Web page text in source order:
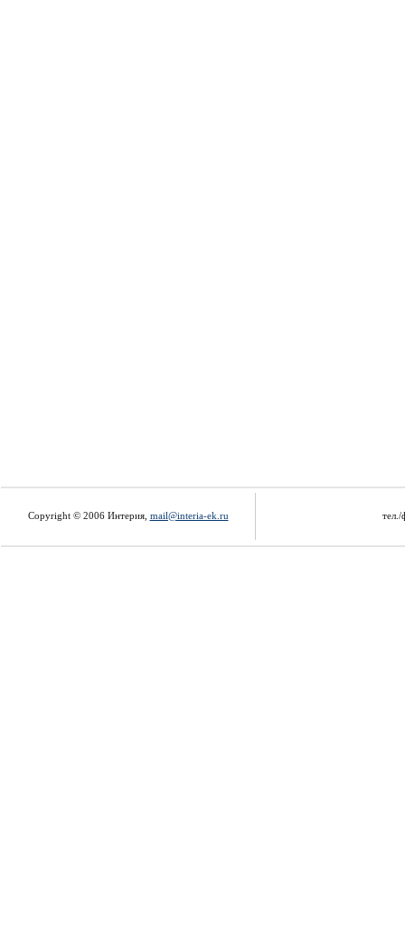
Copyright © 2006 Интерия, mail@interia-ek.ru